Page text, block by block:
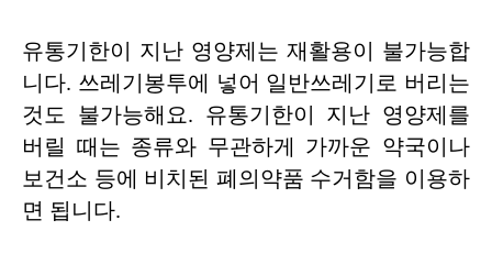
유통기한이 지난 영양제는 재활용이 불가능합
니다. 쓰레기봉투에 넣어 일반쓰레기로 버리는
것도 불가능해요. 유통기한이 지난 영양제를
버릴 때는 종류와 무관하게 가까운 약국이나
보건소 등에 비치된 폐의약품 수거함을 이용하
면 됩니다.